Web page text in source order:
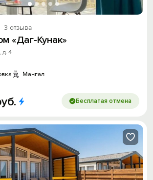
3 отзыва
«Даг-Кунак»
д. 4
Мангал
Бесплатая отмена